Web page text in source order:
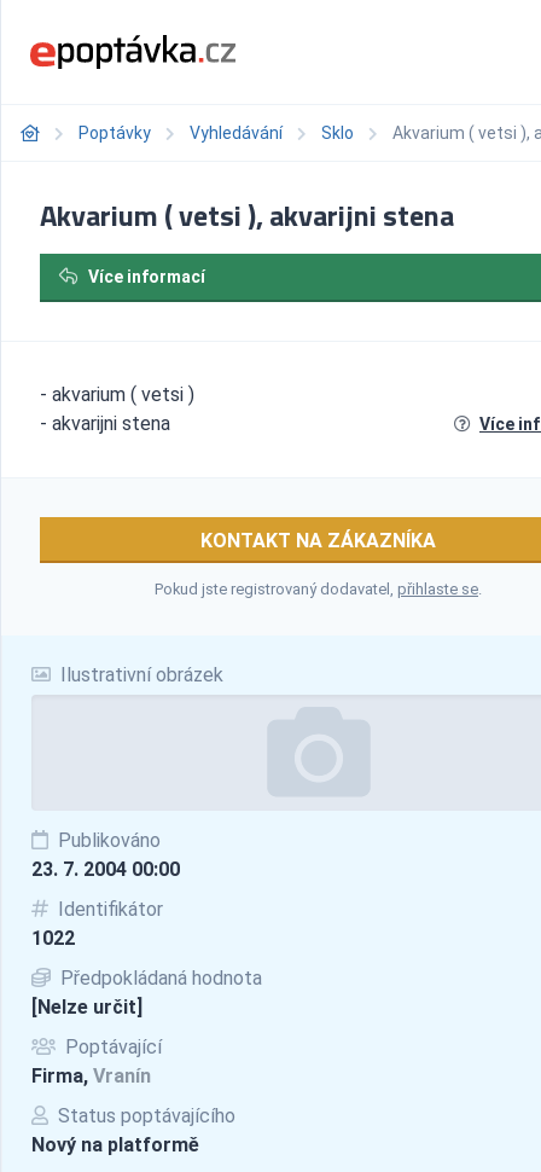
Poptávky Vyhledávání Sklo Akvarium ( vetsi ),
Ilustrativní obrázek
Publikováno
23. 7. 2004 00:00
Identifikátor
1022
Předpokládaná hodnota
[Nelze určit]
Poptávající
Firma, Vranín
Status poptávajícího
Nový na platformě
Akvarium ( vetsi ), akvarijni stena
Více informací
- akvarium ( vetsi )
- akvarijni stena
Více
KONTAKT NA ZÁKAZNÍKA
Pokud jste registrovaný dodavatel, přihlaste se.